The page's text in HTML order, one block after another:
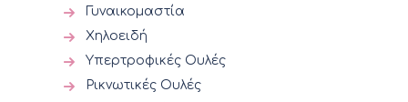
Γυναικομαστία
Χηλοειδή
Υπερτροφικές Ουλές
Ρικνωτικές Ουλές